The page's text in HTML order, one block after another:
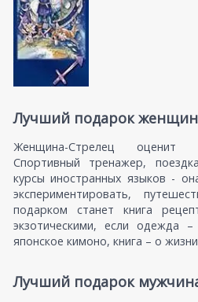
Лучший подарок
Женщина-Стрелец оценит
Спортивный тренажер,
курсы иностранных языков -
экспериментировать,
подарком станет книга
экзотическими, если одежда
японское кимоно, книга – о
Лучший подарок